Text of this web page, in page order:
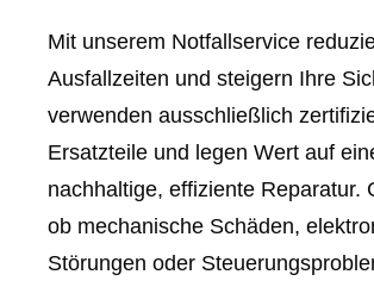
Mit unserem Notfallservice
Ausfallzeiten und steigern Ihre
verwenden ausschließlich
Ersatzteile und legen Wert auf
nachhaltige, effiziente Reparatur.
ob mechanische Schäden,
Störungen oder